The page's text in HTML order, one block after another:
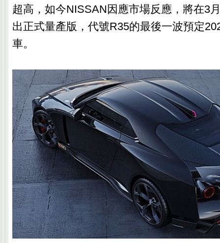
超高，如今NISSAN因應市場反應，將在3
出正式量產版，代號R35的最後一波預定
車。